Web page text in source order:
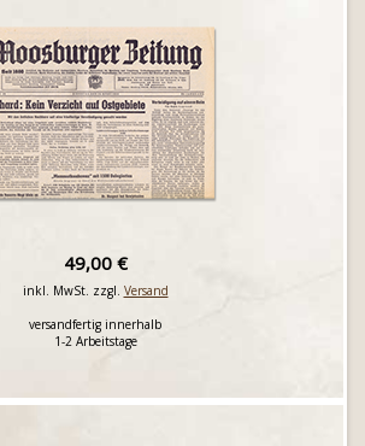
49,00 €
inkl. MwSt. zzgl. Versand
versandfertig innerhalb
1-2 Arbeitstage